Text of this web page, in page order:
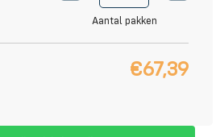
Aantal pakken
€67,39